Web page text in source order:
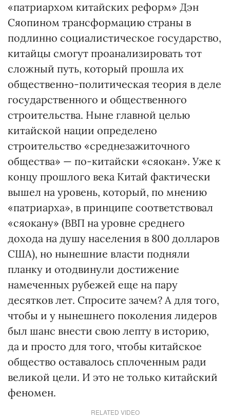
«патриархом китайских реформ» Дэн
Сяопином трансформацию страны в
подлинно социалистическое государство,
китайцы смогут проанализировать тот
сложный путь, который прошла их
общественно-политическая теория в деле
государственного и общественного
строительства. Ныне главной целью
китайской нации определено
строительство «среднезажиточного
общества» — по-китайски «сяокан». Уже к
концу прошлого века Китай фактически
вышел на уровень, который, по мнению
«патриарха», в принципе соответствовал
«сяокану» (ВВП на уровне среднего
дохода на душу населения в 800 долларов
США), но нынешние власти подняли
планку и отодвинули достижение
намеченных рубежей еще на пару
десятков лет. Спросите зачем? А для того,
чтобы и у нынешнего поколения лидеров
был шанс внести свою лепту в историю,
да и просто для того, чтобы китайское
общество оставалось сплоченным ради
великой цели. И это не только китайский
феномен.
RELATED VIDEO